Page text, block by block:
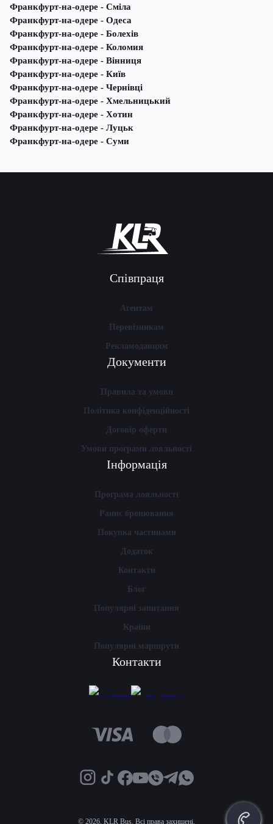
Франкфурт-на-одере - Сміла
Франкфурт-на-одере - Одеса
Франкфурт-на-одере - Болехів
Франкфурт-на-одере - Коломия
Франкфурт-на-одере - Вінниця
Франкфурт-на-одере - Київ
Франкфурт-на-одере - Чернівці
Франкфурт-на-одере - Хмельницький
Франкфурт-на-одере - Хотин
Франкфурт-на-одере - Луцьк
Франкфурт-на-одере - Суми
Співпраця
Агентам
Перевізникам
Рекламодавцям
Документи
Правила та умови
Політика конфіденційності
Договір оферти
Умови програми лояльності
Інформація
Програма лояльності
Раннє бронювання
Покупка частинами
Додаток
Контакти
Блог
Популярні запитання
Країни
Популярні маршрути
Контакти
© 2026, KLR Bus. Всі права захищені.